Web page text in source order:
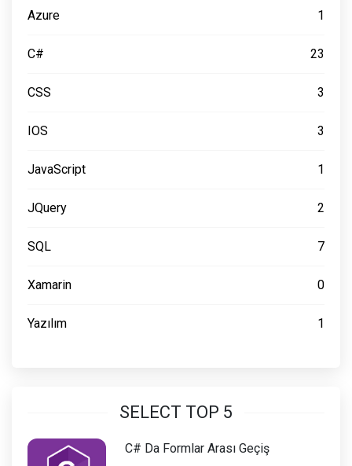
Azure 1
C# 23
CSS 3
IOS 3
JavaScript 1
JQuery 2
SQL 7
Xamarin 0
Yazılım 1
SELECT TOP 5
C# Da Formlar Arası Geçiş